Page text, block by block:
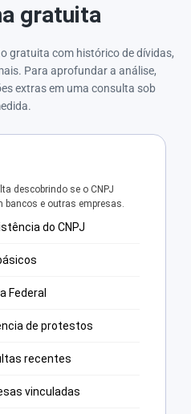
gratuita
gratuita com histórico de dívidas,
Para aprofundar a análise,
extras em uma consulta sob
descobrindo se o CNPJ
e outras empresas.
do CNPJ
Federal
de protestos
recentes
vinculadas